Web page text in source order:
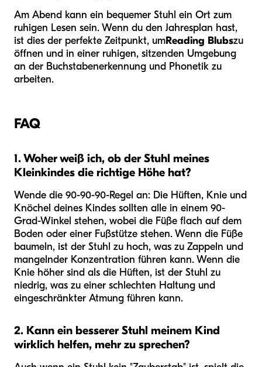
Am Abend kann ein bequemer Stuhl ein Ort zum
ruhigen Lesen sein. Wenn du den Jahresplan hast,
ist dies der perfekte Zeitpunkt, umReading Blubszu
öffnen und in einer ruhigen, sitzenden Umgebung
an der Buchstabenerkennung und Phonetik zu
arbeiten.
FAQ
1. Woher weiß ich, ob der Stuhl meines
Kleinkindes die richtige Höhe hat?
Wende die 90-90-90-Regel an: Die Hüften, Knie und
Knöchel deines Kindes sollten alle in einem 90-
Grad-Winkel stehen, wobei die Füße flach auf dem
Boden oder einer Fußstütze stehen. Wenn die Füße
baumeln, ist der Stuhl zu hoch, was zu Zappeln und
mangelnder Konzentration führen kann. Wenn die
Knie höher sind als die Hüften, ist der Stuhl zu
niedrig, was zu einer schlechten Haltung und
eingeschränkter Atmung führen kann.
2. Kann ein besserer Stuhl meinem Kind
wirklich helfen, mehr zu sprechen?